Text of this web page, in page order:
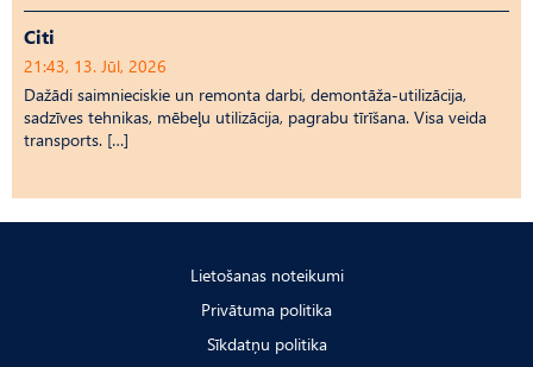
Citi
21:43, 13. Jūl, 2026
Dažādi saimnieciskie un remonta darbi, demontāža-utilizācija,
sadzīves tehnikas, mēbeļu utilizācija, pagrabu tīrīšana. Visa veida
transports. […]
Lietošanas noteikumi
Privātuma politika
Sīkdatņu politika